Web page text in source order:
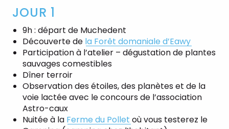
JOUR 1
9h : départ de Muchedent
Découverte de la Forêt domaniale d’Eawy
Participation à l’atelier – dégustation de plantes
sauvages comestibles
Dîner terroir
Observation des étoiles, des planètes et de la
voie lactée avec le concours de l’association
Astro-caux
Nuitée à la Ferme du Pollet où vous testerez le